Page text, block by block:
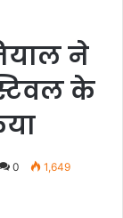
ने
के
0 1,649